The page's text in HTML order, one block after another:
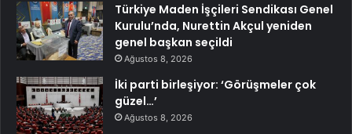
Türkiye Maden İşçileri Sendikası Genel
Kurulu’nda, Nurettin Akçul yeniden
genel başkan seçildi
Ağustos 8, 2026
İki parti birleşiyor: ‘Görüşmeler çok
güzel…’
Ağustos 8, 2026